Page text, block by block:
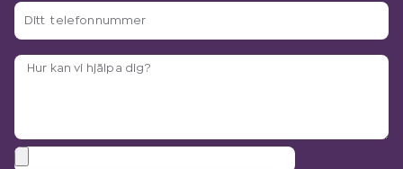
Ditt
Arbetsbeskrivning?
Bilagor